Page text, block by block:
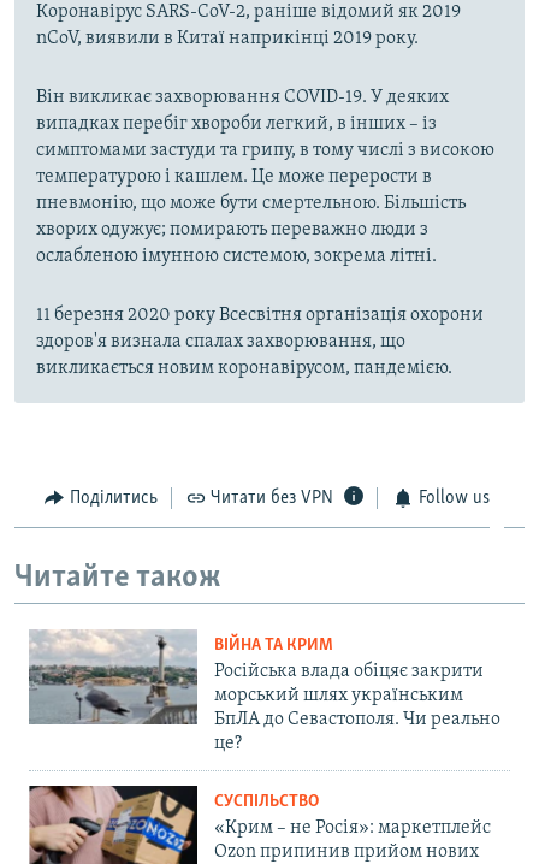
Коронавірус SARS-CoV-2, раніше відомий як 2019
nCoV, виявили в Китаї наприкінці 2019 року.
Він викликає захворювання COVID-19. У деяких
випадках перебіг хвороби легкий, в інших – із
симптомами застуди та грипу, в тому числі з високою
температурою і кашлем. Це може перерости в
пневмонію, що може бути смертельною. Більшість
хворих одужує; помирають переважно люди з
ослабленою імунною системою, зокрема літні.
11 березня 2020 року Всесвітня організація охорони
здоров'я визнала спалах захворювання, що
викликається новим коронавірусом, пандемією.
Поділитись Читати без VPN Follow us
Читайте також
ВІЙНА ТА КРИМ
Російська влада обіцяє закрити
морський шлях українським
БпЛА до Севастополя. Чи реально
це?
СУСПІЛЬСТВО
«Крим – не Росія»: маркетплейс
Ozon припинив прийом нових